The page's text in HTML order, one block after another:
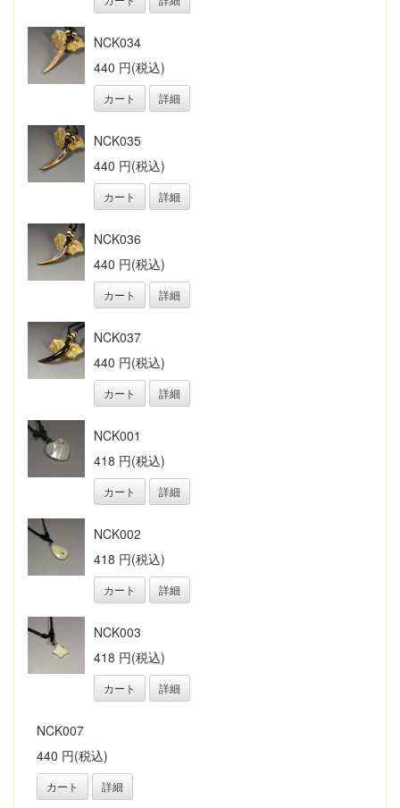
NCK034
440 円(税込)
カート 詳細
NCK035
440 円(税込)
カート 詳細
NCK036
440 円(税込)
カート 詳細
NCK037
440 円(税込)
カート 詳細
NCK001
418 円(税込)
カート 詳細
NCK002
418 円(税込)
カート 詳細
NCK003
418 円(税込)
カート 詳細
NCK007
440 円(税込)
カート 詳細